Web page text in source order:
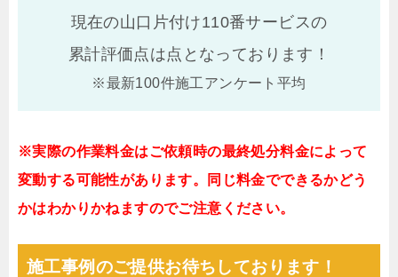
現在の山口片付け110番サービスの
累計評価点は点となっております！
※最新100件施工アンケート平均
※実際の作業料金はご依頼時の最終処分料金によって
変動する可能性があります。同じ料金でできるかどう
かはわかりかねますのでご注意ください。
施工事例のご提供お待ちしております！